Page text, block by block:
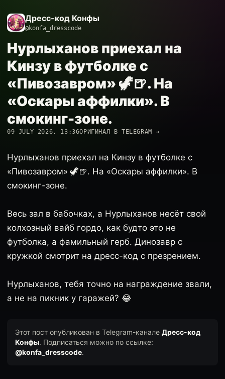
Дресс-код Конфы
@konfa_dresscode
Нурлыханов приехал на
Кинзу в футболке с
«Пивозавром» 🦖🍺. На
«Оскары аффилки». В
смокинг-зоне.
09 JULY 2026, 13:36ОРИГИНАЛ В TELEGRAM →
Нурлыханов приехал на Кинзу в футболке с
«Пивозавром» 🦖🍺. На «Оскары аффилки». В
смокинг-зоне.
Весь зал в бабочках, а Нурлыханов несёт свой
колхозный вайб гордо, как будто это не
футболка, а фамильный герб. Динозавр с
кружкой смотрит на дресс-код с презрением.
Нурлыханов, тебя точно на награждение звали,
а не на пикник у гаражей? 😂
Этот пост опубликован в Telegram-канале Дресс-код
Конфы. Подписаться можно по ссылке:
@konfa_dresscode.